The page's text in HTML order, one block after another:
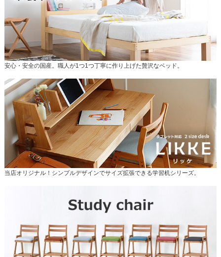
安心・安全の国産。職人が1つ1つ丁寧に作り上げた贅沢なベッド。
当店オリジナル！シンプルデザインでサイズ拡張できる学習机シリーズ。